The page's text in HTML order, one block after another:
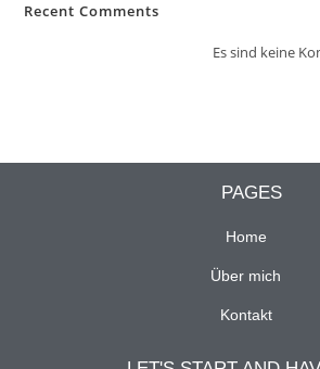
Recent Comments
Es sind keine
PAGES
Home
Über mich
Kontakt